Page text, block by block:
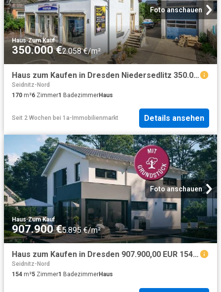
Foto anschauen
Haus·Zum Kauf
350.000 €2.058 €/m²
Haus zum Kaufen in Dresden Niedersedlitz 350.000,00 EUR 170.63 m²
Seidnitz-Nord
170 m²6 Zimmer1 BadezimmerHaus
Seit 2 Wochen bei 1a-Immobilienmarkt Details ansehen
Foto anschauen
Haus·Zum Kauf
907.900 €5.895 €/m²
Haus zum Kaufen in Dresden 907.900,00 EUR 154 m²
Seidnitz-Nord
154 m²5 Zimmer1 BadezimmerHaus